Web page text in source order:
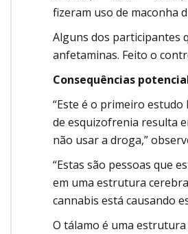
fizeram uso de maconha
Alguns dos participantes
anfetaminas. Feito o
Consequências
“Este é o primeiro
de esquizofrenia resulta
não usar a droga,”
“Estas são pessoas que
em uma estrutura
cannabis está causando
O tálamo é uma